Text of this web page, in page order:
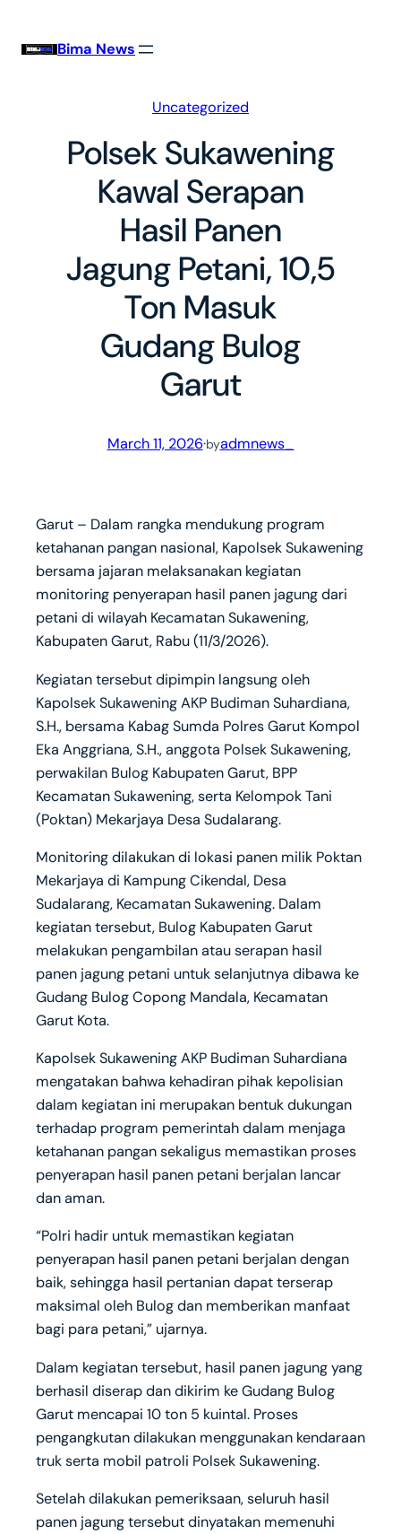
Bima News
Uncategorized
Polsek Sukawening
Kawal Serapan
Hasil Panen
Jagung Petani, 10,5
Ton Masuk
Gudang Bulog
Garut
March 11, 2026·byadmnews_
Garut – Dalam rangka mendukung program
ketahanan pangan nasional, Kapolsek Sukawening
bersama jajaran melaksanakan kegiatan
monitoring penyerapan hasil panen jagung dari
petani di wilayah Kecamatan Sukawening,
Kabupaten Garut, Rabu (11/3/2026).
Kegiatan tersebut dipimpin langsung oleh
Kapolsek Sukawening AKP Budiman Suhardiana,
S.H., bersama Kabag Sumda Polres Garut Kompol
Eka Anggriana, S.H., anggota Polsek Sukawening,
perwakilan Bulog Kabupaten Garut, BPP
Kecamatan Sukawening, serta Kelompok Tani
(Poktan) Mekarjaya Desa Sudalarang.
Monitoring dilakukan di lokasi panen milik Poktan
Mekarjaya di Kampung Cikendal, Desa
Sudalarang, Kecamatan Sukawening. Dalam
kegiatan tersebut, Bulog Kabupaten Garut
melakukan pengambilan atau serapan hasil
panen jagung petani untuk selanjutnya dibawa ke
Gudang Bulog Copong Mandala, Kecamatan
Garut Kota.
Kapolsek Sukawening AKP Budiman Suhardiana
mengatakan bahwa kehadiran pihak kepolisian
dalam kegiatan ini merupakan bentuk dukungan
terhadap program pemerintah dalam menjaga
ketahanan pangan sekaligus memastikan proses
penyerapan hasil panen petani berjalan lancar
dan aman.
“Polri hadir untuk memastikan kegiatan
penyerapan hasil panen petani berjalan dengan
baik, sehingga hasil pertanian dapat terserap
maksimal oleh Bulog dan memberikan manfaat
bagi para petani,” ujarnya.
Dalam kegiatan tersebut, hasil panen jagung yang
berhasil diserap dan dikirim ke Gudang Bulog
Garut mencapai 10 ton 5 kuintal. Proses
pengangkutan dilakukan menggunakan kendaraan
truk serta mobil patroli Polsek Sukawening.
Setelah dilakukan pemeriksaan, seluruh hasil
panen jagung tersebut dinyatakan memenuhi